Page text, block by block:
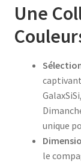
Une
unique
le